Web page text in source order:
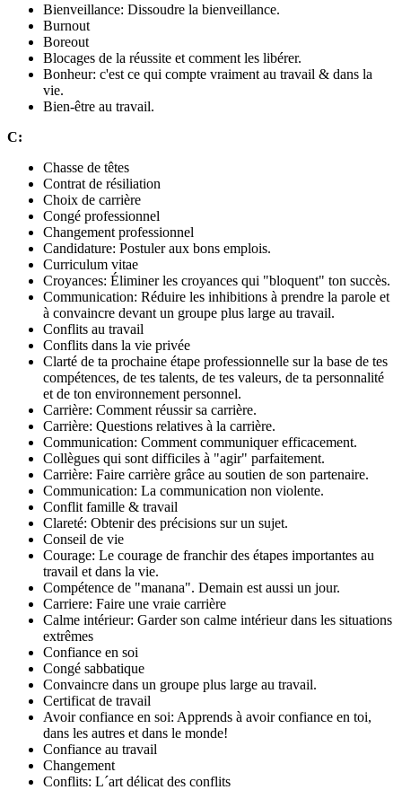
Bienveillance: Dissoudre la bienveillance.
Burnout
Boreout
Blocages de la réussite et comment les libérer.
Bonheur: c'est ce qui compte vraiment au travail & dans la
vie.
Bien-être au travail.
C:
Chasse de têtes
Contrat de résiliation
Choix de carrière
Congé professionnel
Changement professionnel
Candidature: Postuler aux bons emplois.
Curriculum vitae
Croyances: Éliminer les croyances qui "bloquent" ton succès.
Communication: Réduire les inhibitions à prendre la parole et
à convaincre devant un groupe plus large au travail.
Conflits au travail
Conflits dans la vie privée
Clarté de ta prochaine étape professionnelle sur la base de tes
compétences, de tes talents, de tes valeurs, de ta personnalité
et de ton environnement personnel.
Carrière: Comment réussir sa carrière.
Carrière: Questions relatives à la carrière.
Communication: Comment communiquer efficacement.
Collègues qui sont difficiles à "agir" parfaitement.
Carrière: Faire carrière grâce au soutien de son partenaire.
Communication: La communication non violente.
Conflit famille & travail
Clareté: Obtenir des précisions sur un sujet.
Conseil de vie
Courage: Le courage de franchir des étapes importantes au
travail et dans la vie.
Compétence de "manana". Demain est aussi un jour.
Carriere: Faire une vraie carrière
Calme intérieur: Garder son calme intérieur dans les situations
extrêmes
Confiance en soi
Congé sabbatique
Convaincre dans un groupe plus large au travail.
Certificat de travail
Avoir confiance en soi: Apprends à avoir confiance en toi,
dans les autres et dans le monde!
Confiance au travail
Changement
Conflits: L´art délicat des conflits